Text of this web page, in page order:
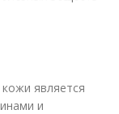
является
и